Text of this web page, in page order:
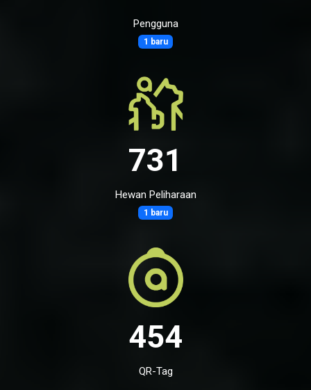
Pengguna
1 baru
731
Hewan Peliharaan
1 baru
454
QR-Tag